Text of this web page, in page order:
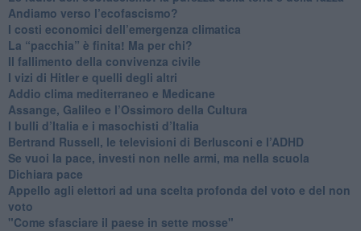
Andiamo verso l’ecofascismo?
I costi economici dell’emergenza climatica
​La “pacchia” è finita! Ma per chi?
​Il fallimento della convivenza civile
​I vizi di Hitler e quelli degli altri
Addio clima mediterraneo e Medicane
​Assange, Galileo e l’Ossimoro della Cultura
​I bulli d’Italia e i masochisti d’Italia
​Bertrand Russell, le televisioni di Berlusconi e l’ADHD
​Se vuoi la pace, investi non nelle armi, ma nella scuola
​Dichiara pace
​Appello agli elettori ad una scelta profonda del voto e del non
voto
"Come sfasciare il paese in sette mosse"